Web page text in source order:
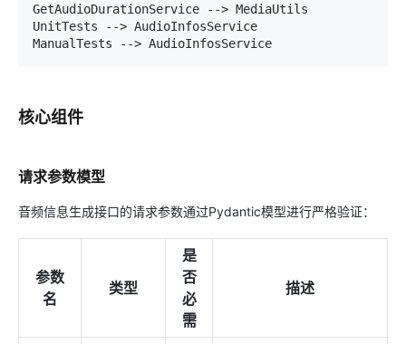
GetAudioDurationService --> MediaUtils
UnitTests --> AudioInfosService
核心组件
请求参数模型
音频信息生成接口的请求参数通过Pydantic模型进行严格验证：
参数
名
类型
是
否
必
需
描述